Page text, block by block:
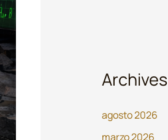
Archives
agosto 2026
marzo 2026